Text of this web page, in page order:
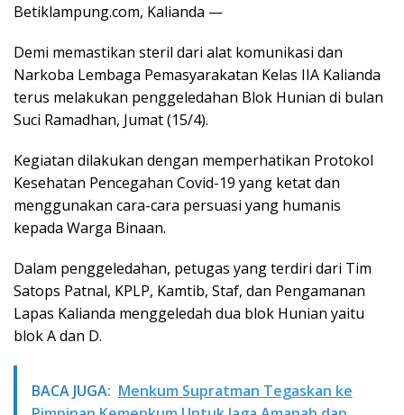
Betiklampung.com, Kalianda —
Demi memastikan steril dari alat komunikasi dan
Narkoba Lembaga Pemasyarakatan Kelas IIA Kalianda
terus melakukan penggeledahan Blok Hunian di bulan
Suci Ramadhan, Jumat (15/4).
Kegiatan dilakukan dengan memperhatikan Protokol
Kesehatan Pencegahan Covid-19 yang ketat dan
menggunakan cara-cara persuasi yang humanis
kepada Warga Binaan.
Dalam penggeledahan, petugas yang terdiri dari Tim
Satops Patnal, KPLP, Kamtib, Staf, dan Pengamanan
Lapas Kalianda menggeledah dua blok Hunian yaitu
blok A dan D.
BACA JUGA: Menkum Supratman Tegaskan ke